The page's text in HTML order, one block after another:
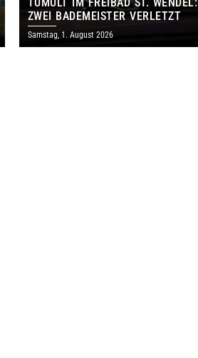
ZWEI BADEMEISTER VERLETZT
Samstag, 1. August 2026